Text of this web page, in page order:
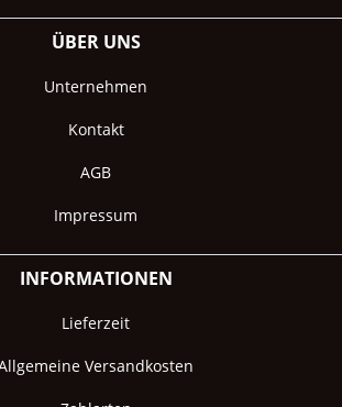
ÜBER UNS
Unternehmen
Kontakt
AGB
Impressum
INFORMATIONEN
Lieferzeit
Versandkosten